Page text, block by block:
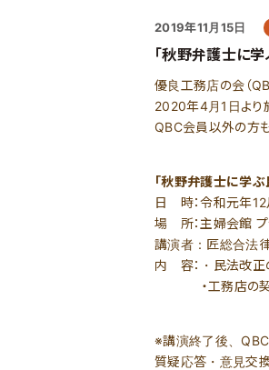
2019年11月15日
「秋野弁護士に
優良工務店の会（
2020年4月1日より
QBC会員以外の方
「秋野弁護士に学ぶ
日 時：令和元年12
場 所：主婦会館 プ
講演者：匠総合法
内 容：・民法改正
・工務店の契約
※講演終了後、QBC
質疑応答・意見交換